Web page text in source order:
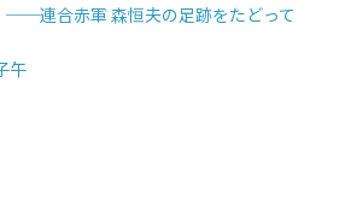
連合赤軍 森恒夫の足跡をたどって
午